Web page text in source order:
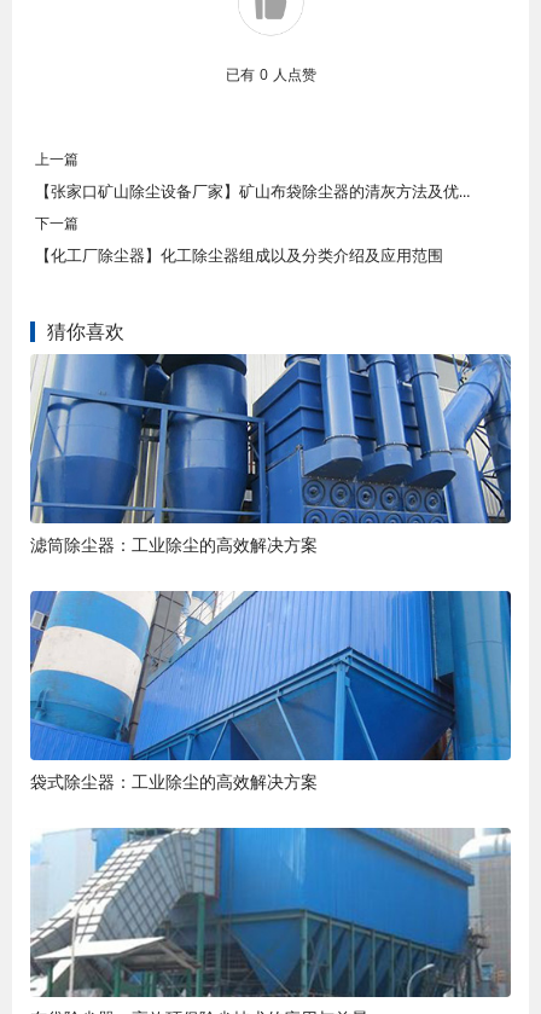
已有 0 人点赞
上一篇
【张家口矿山除尘设备厂家】矿山布袋除尘器的清灰方法及优点
下一篇
【化工厂除尘器】化工除尘器组成以及分类介绍及应用范围
猜你喜欢
滤筒除尘器：工业除尘的高效解决方案
袋式除尘器：工业除尘的高效解决方案